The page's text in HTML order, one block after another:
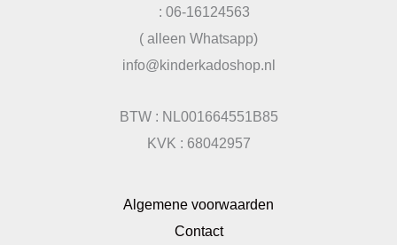
: 06-16124563
( alleen Whatsapp)
info@kinderkadoshop.nl
BTW : NL001664551B85
KVK : 68042957
Algemene voorwaarden
Contact